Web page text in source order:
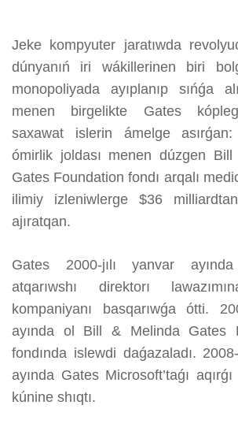
Jeke kompyuter jaratıwda
dúnyanıń iri wákillerinen biri
monopoliyada ayıplanıp sıńǵa
menen birgelikte Gates
saxawat islerin ámelge asırǵan:
ómirlik joldası menen dúzgen
Gates Foundation fondı arqalı
ilimiy izleniwlerge $36
ajıratqan.
Gates 2000-jılı yanvar
atqarıwshı direktorı
kompaniyanı basqarıwǵa ótti.
ayında ol Bill & Melinda Gates
fondında islewdi daǵazaladı.
ayında Gates Microsoft’taǵı aqırǵı
kúnine shıqtı.